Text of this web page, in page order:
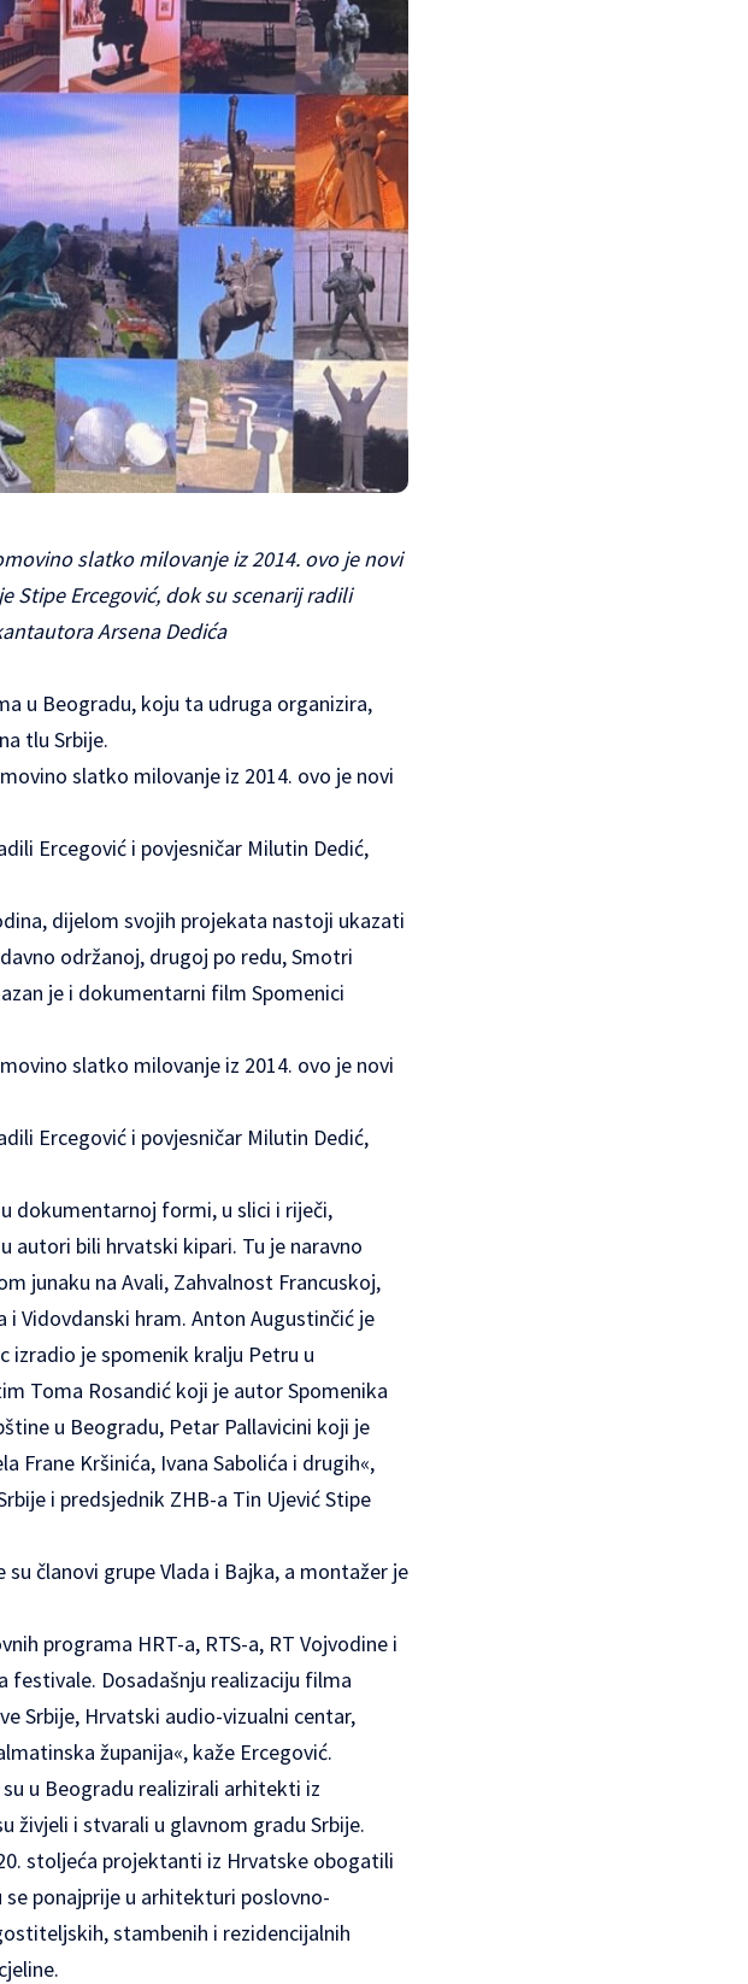
slatko milovanje iz 2014. ovo je novi
Stipe Ercegović, dok su scenarij radili
Arsena Dedića
u Beogradu, koju ta udruga organizira,
tlu Srbije.
slatko milovanje iz 2014. ovo je novi
Ercegović i povjesničar Milutin Dedić,
dijelom svojih projekata nastoji ukazati
održanoj, drugoj po redu, Smotri
je i dokumentarni film Spomenici
slatko milovanje iz 2014. ovo je novi
Ercegović i povjesničar Milutin Dedić,
dokumentarnoj formi, u slici i riječi,
autori bili hrvatski kipari. Tu je naravno
junaku na Avali, Zahvalnost Francuskoj,
Vidovdanski hram. Anton Augustinčić je
izradio je spomenik kralju Petru u
Toma Rosandić koji je autor Spomenika
u Beogradu, Petar Pallavicini koji je
Frane Kršinića, Ivana Sabolića i drugih«,
i predsjednik ZHB-a Tin Ujević Stipe
članovi grupe Vlada i Bajka, a montažer je
programa HRT-a, RTS-a, RT Vojvodine i
festivale. Dosadašnju realizaciju filma
Srbije, Hrvatski audio-vizualni centar,
županija«, kaže Ercegović.
u Beogradu realizirali arhitekti iz
živjeli i stvarali u glavnom gradu Srbije.
stoljeća projektanti iz Hrvatske obogatili
ponajprije u arhitekturi poslovno-
stambenih i rezidencijalnih